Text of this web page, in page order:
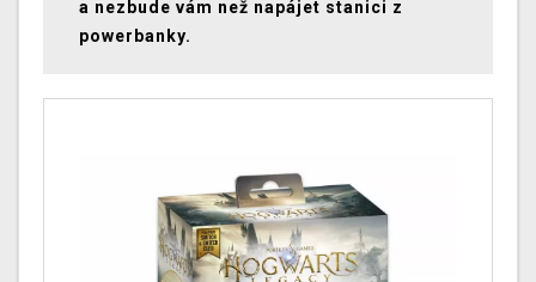
a nezbude vám než napájet stanici z
powerbanky.